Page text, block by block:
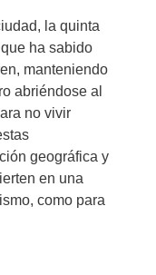
la quinta
ha sabido
manteniendo
abriéndose al
no vivir
geográfica y
en una
como para